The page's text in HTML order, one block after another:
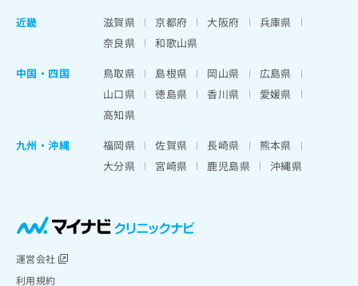
近畿
滋賀県 京都府 大阪府
兵庫県
奈良県
和歌山県
中国・四国
鳥取県 島根県 岡山県
広島県
山口県
徳島県 香川県
愛媛県
高知県
九州・沖縄
福岡県 佐賀県 長崎県
熊本県
大分県
宮崎県 鹿児島県 沖縄県
運営会社
利用規約